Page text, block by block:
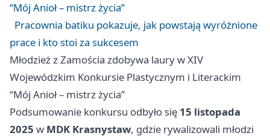
“Mój Anioł – mistrz życia”
Pracownia batiku pokazuje, jak powstają wyróżnione
prace i kto stoi za sukcesem
Młodzież z Zamościa zdobywa laury w XIV
Wojewódzkim Konkursie Plastycznym i Literackim
“Mój Anioł – mistrz życia”
Podsumowanie konkursu odbyło się 15 listopada
2025 w MDK Krasnystaw, gdzie rywalizowali młodzi